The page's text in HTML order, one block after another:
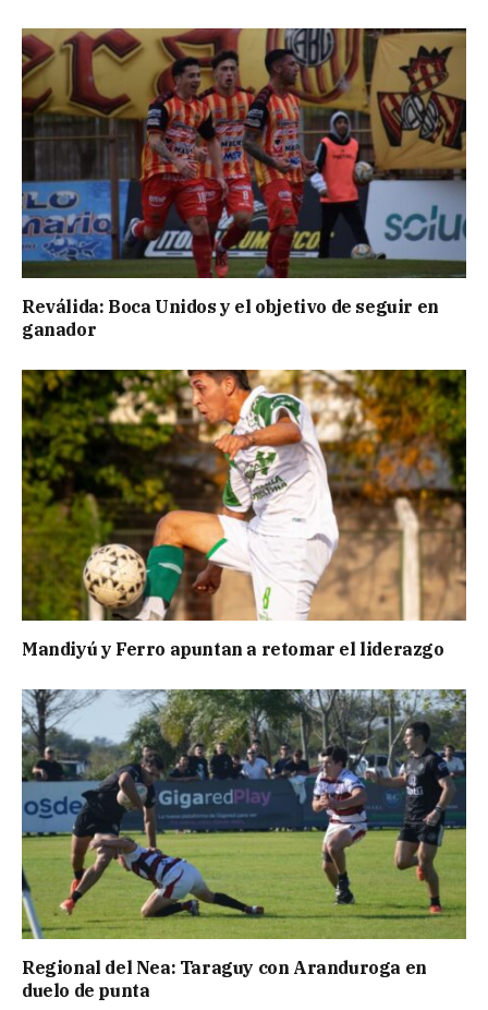
Reválida: Boca Unidos y el objetivo de seguir en
ganador
Mandiyú y Ferro apuntan a retomar el liderazgo
Regional del Nea: Taraguy con Aranduroga en
duelo de punta